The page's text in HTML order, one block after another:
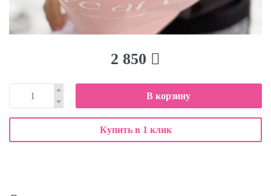
2 850
В корзину
Купить в 1 клик